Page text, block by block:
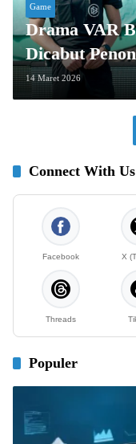
Game
Drama VAR
Dicabut
14 Maret 2026
Connect With Us
Facebook X
Threads
Populer